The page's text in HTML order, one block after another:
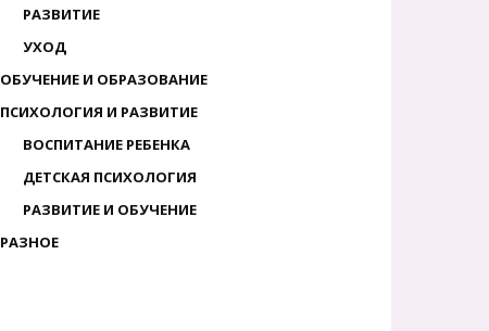
РАЗВИТИЕ
УХОД
ОБУЧЕНИЕ И ОБРАЗОВАНИЕ
ПСИХОЛОГИЯ И РАЗВИТИЕ
ВОСПИТАНИЕ РЕБЕНКА
ДЕТСКАЯ ПСИХОЛОГИЯ
РАЗВИТИЕ И ОБУЧЕНИЕ
РАЗНОЕ